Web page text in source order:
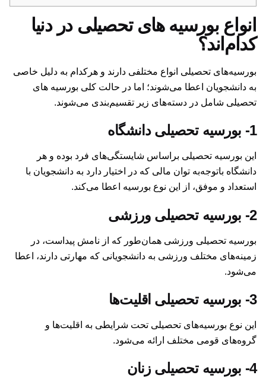
انواع بورسیه های تحصیلی در دنیا
کدام‌اند؟
بورسیه‌های تحصیلی انواع مختلفی دارند و هرکدام به دلیل خاصی
به دانشجویان اعطا می‌شوند؛ اما در حالت کلی بورسیه های
تحصیلی شامل در دسته‌های زیر تقسیم‌بندی می‌شوند.
1- بورسیه تحصیلی دانشگاه
این بورسیه تحصیلی براساس شایستگی‌های فرد بوده و هر
دانشگاه باتوجه‌به توان مالی که در اختیار دارد به دانشجویان با
استعداد و موفق، از این نوع بورسیه اعطا می‌کند.
2- بورسیه تحصیلی ورزشی
بورسیه تحصیلی ورزشی همان‌طور که از نامش پیداست، در
زمینه‌های مختلف ورزشی به دانشجویانی که مهارتی دارند، اعطا
می‌شود.
3- بورسیه تحصیلی اقلیت‌ها
این نوع بورسیه‌های تحصیلی تحت شرایطی به اقلیت‌ها و
گروه‌های قومی مختلف ارائه می‌شود.
4- بورسیه تحصیلی زنان